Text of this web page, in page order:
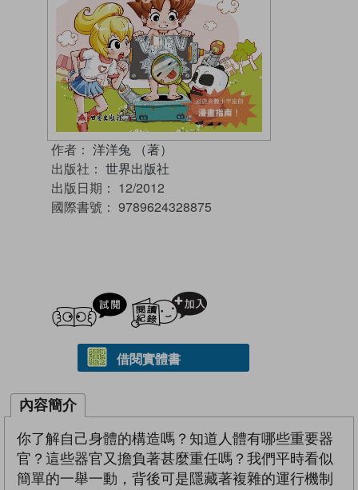
作者： 洋洋兔 （著）
出版社： 世界出版社
出版日期： 12/2012
國際書號： 9789624328875
試閲
借閱實體書
內容簡介
你了解自己身體的構造嗎？知道人體有哪些重要器
官？這些器官又擔負著甚麼重任嗎？我們平時看似
簡單的一舉一動，背後可是隱藏著複雜的運行機制